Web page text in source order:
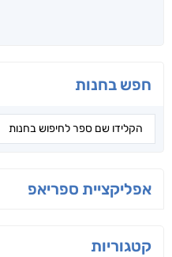
חפש בחנות
אפליקציית ספריאפ
קטגוריות